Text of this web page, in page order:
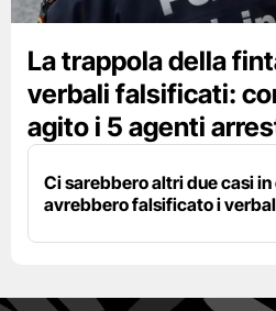
La trappola della
verbali falsificati:
agito i 5 agenti
Ci sarebbero altri due casi in
avrebbero falsificato i